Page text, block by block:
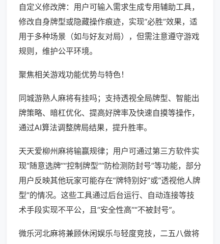
自定义修改牌：用户可输入需求生成专用辅助工具，
修改自身牌型或隐藏操作痕迹，实现“必胜”效果，适
用于多种场景（如与好友对局），但需注意遵守游戏
规则，维护公平环境。
聚焦相关游戏功能优势与特色！
同城游熟人麻将有挂吗；支持透视全局牌型、智能出
牌策略、暗杠优化、提高好牌率及快速自摸等操作，
通过AI算法调整牌局结果，提升胜率。
天天爱柳州麻将输赢规律；用户可通过第三方软件实
现“随意选牌”“控制牌型”“防检测防封号”等功能，部分
用户反映其他玩家可能存在“牌特别好”或“透视他人牌
型”的情况。这些工具通过后台运行、自动连接等技
术手段实现不平公，且“安全性高”“不被封号”。
微乐河北麻将兼顾休闲娱乐与轻度竞技，二五八做将